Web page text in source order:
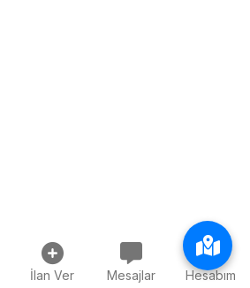
İlan Ver Mesajlar Hesabım